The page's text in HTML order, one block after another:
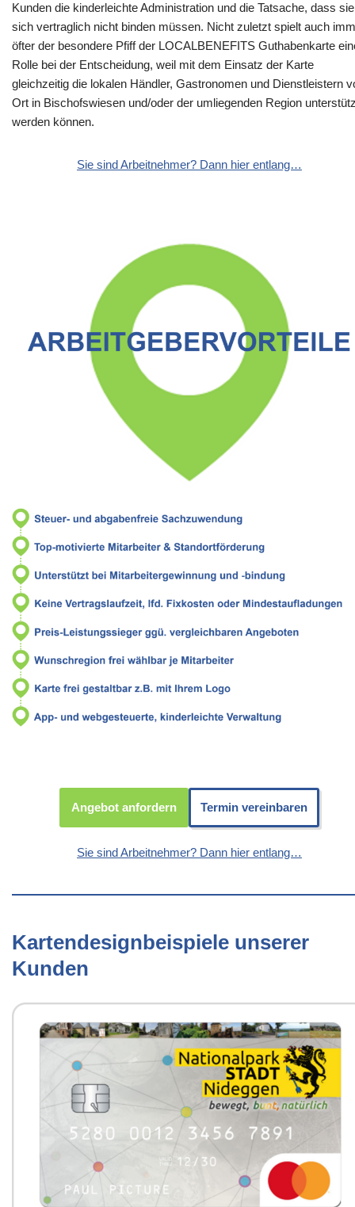
Kunden die kinderleichte Administration und die Tatsache, dass sie
sich vertraglich nicht binden müssen. Nicht zuletzt spielt auch
öfter der besondere Pfiff der LOCALBENEFITS Guthabenkarte
Rolle bei der Entscheidung, weil mit dem Einsatz der Karte
gleichzeitig die lokalen Händler, Gastronomen und Dienstleistern
Ort in Bischofswiesen und/oder der umliegenden Region
werden können.
Sie sind Arbeitnehmer? Dann hier entlang…
Angebot anfordern Termin vereinbaren
Sie sind Arbeitnehmer? Dann hier entlang…
Kartendesignbeispiele unserer
Kunden